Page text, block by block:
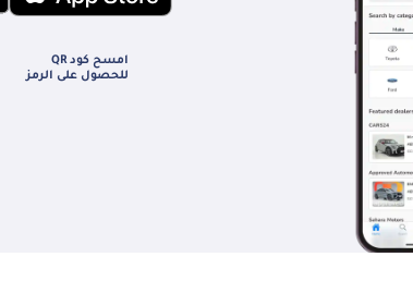
امسح كود QR
للحصول على الرمز